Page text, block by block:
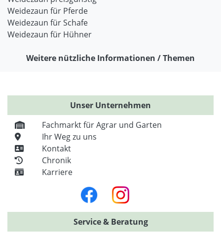
Weidezaun für Pferde
Weidezaun für Schafe
Weidezaun für Hühner
Weitere nützliche Informationen / Themen
Unser Unternehmen
Fachmarkt für Agrar und Garten
Ihr Weg zu uns
Kontakt
Chronik
Karriere
Service & Beratung